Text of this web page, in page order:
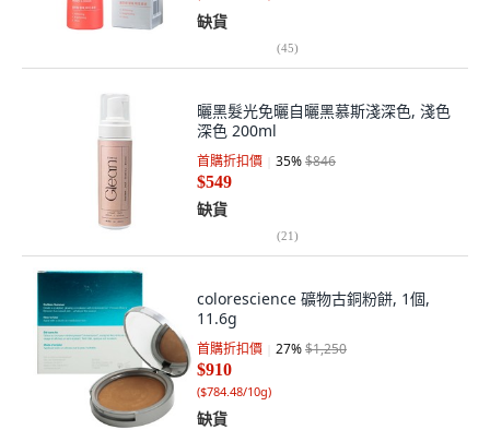
缺貨
(45)
曬黑髮光免曬自曬黑慕斯淺深色, 淺色
深色 200ml
首購折扣價 35%$846
$549
缺貨
(21)
colorescience 礦物古銅粉餅, 1個,
11.6g
首購折扣價 27%$1,250
$910
($784.48/10g)
缺貨